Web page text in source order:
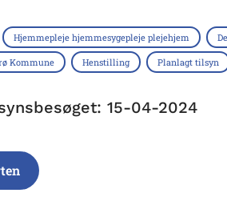
Hjemmepleje hjemmesygepleje plejehjem
Kommune Henstilling Planlagt tilsyn
15-04-2024